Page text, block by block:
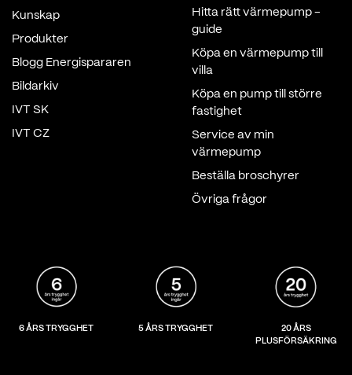
Kunskap
Produkter
Blogg Energispararen
Bildarkiv
IVT SK
IVT CZ
Hitta rätt värmepump -
guide
Köpa en värmepump till
villa
Köpa en pump till större
fastighet
Service av min
värmepump
Beställa broschyrer
Övriga frågor
6 ÅRS TRYGGHET 5 ÅRS TRYGGHET
20 ÅRS
PLUSFÖRSÄKRING